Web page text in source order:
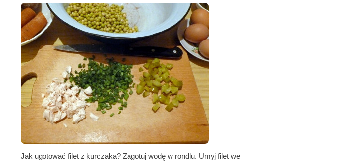
Jak ugotować filet z kurczaka? Zagotuj wodę w rondlu. Umyj filet we